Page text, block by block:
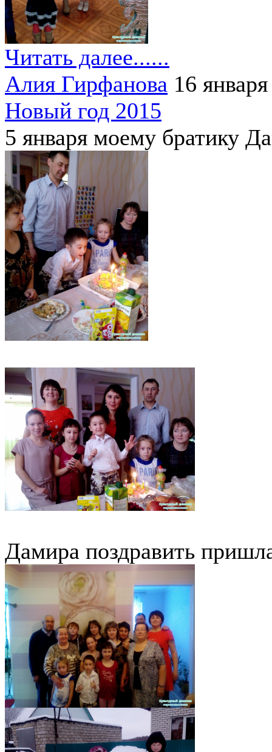
Читать далее......
Алия Гирфанова 16
Новый год 2015
5 января моему братику
Дамира поздравить